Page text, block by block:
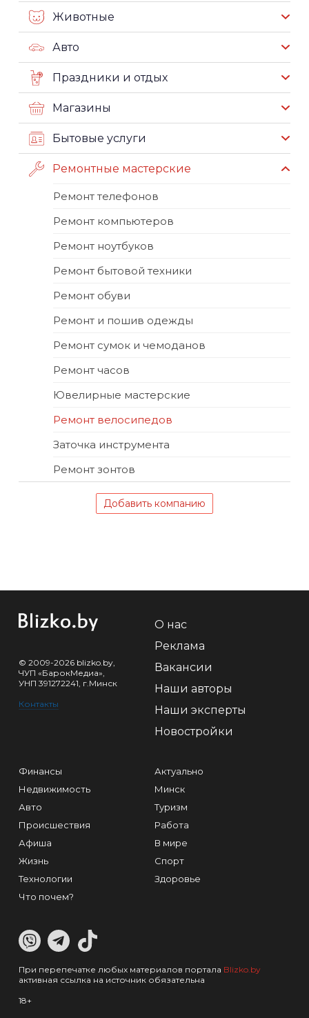
Животные
Авто
Праздники и отдых
Магазины
Бытовые услуги
Ремонтные мастерские
Ремонт телефонов
Ремонт компьютеров
Ремонт ноутбуков
Ремонт бытовой техники
Ремонт обуви
Ремонт и пошив одежды
Ремонт сумок и чемоданов
Ремонт часов
Ювелирные мастерские
Ремонт велосипедов
Заточка инструмента
Ремонт зонтов
Добавить компанию
© 2009-2026 blizko.by,
ЧУП «БарокМедиа»,
УНП 391272241, г.Минск
Контакты
О нас
Реклама
Вакансии
Наши авторы
Наши эксперты
Новостройки
Финансы
Недвижимость
Авто
Происшествия
Афиша
Жизнь
Технологии
Что почем?
Актуально
Минск
Туризм
Работа
В мире
Спорт
Здоровье
При перепечатке любых материалов портала Blizko.by
активная ссылка на источник обязательна
18+